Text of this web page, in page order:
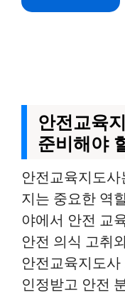
안전교육
준비해야
안전교육지도
지는 중요한 역
야에서 안전 교
안전 의식 고취
안전교육지도
인정받고 안전